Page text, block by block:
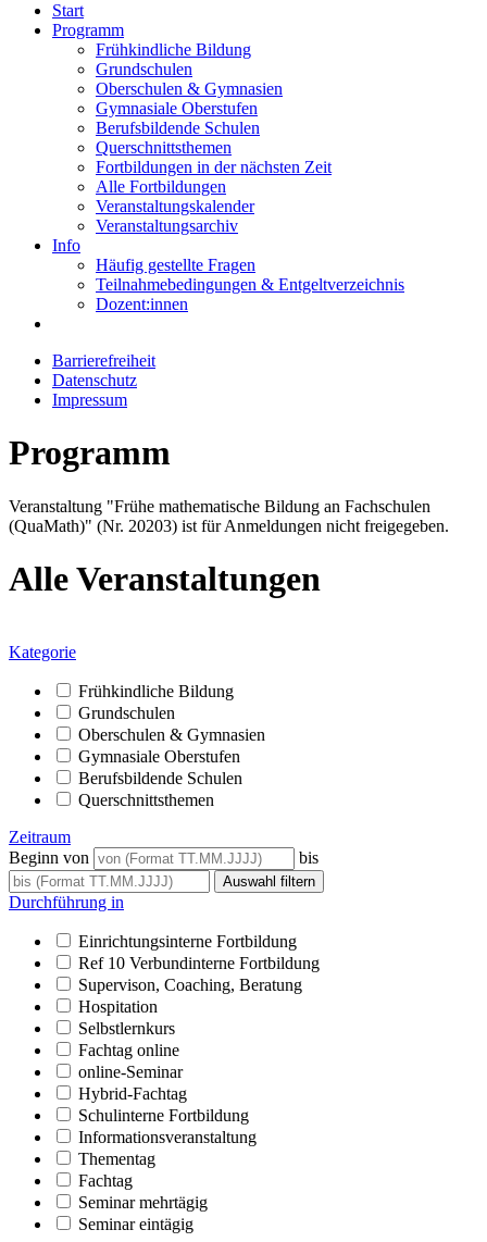
Start
Programm
Frühkindliche Bildung
Grundschulen
Oberschulen & Gymnasien
Gymnasiale Oberstufen
Berufsbildende Schulen
Querschnittsthemen
Fortbildungen in der nächsten Zeit
Alle Fortbildungen
Veranstaltungskalender
Veranstaltungsarchiv
Info
Häufig gestellte Fragen
Teilnahmebedingungen & Entgeltverzeichnis
Dozent:innen
Barrierefreiheit
Datenschutz
Impressum
Programm
Veranstaltung "Frühe mathematische Bildung an Fachschulen
(QuaMath)" (Nr. 20203) ist für Anmeldungen nicht freigegeben.
Alle Veranstaltungen
Kategorie
Frühkindliche Bildung
Grundschulen
Oberschulen & Gymnasien
Gymnasiale Oberstufen
Berufsbildende Schulen
Querschnittsthemen
Zeitraum
Beginn von
bis
Durchführung in
Einrichtungsinterne Fortbildung
Ref 10 Verbundinterne Fortbildung
Supervison, Coaching, Beratung
Hospitation
Selbstlernkurs
Fachtag online
online-Seminar
Hybrid-Fachtag
Schulinterne Fortbildung
Informationsveranstaltung
Thementag
Fachtag
Seminar mehrtägig
Seminar eintägig